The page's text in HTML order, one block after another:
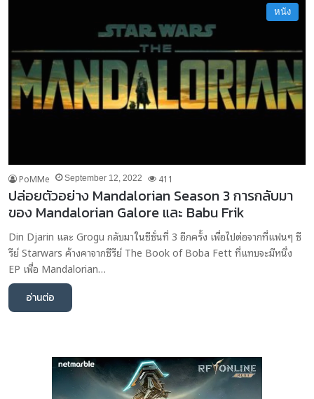
หนัง
PoMMe September 12, 2022 411
ปล่อยตัวอย่าง Mandalorian Season 3 การกลับมา
ของ Mandalorian Galore และ Babu Frik
Din Djarin และ Grogu กลับมาในซีซั่นที่ 3 อีกครั้ง เพื่อไปต่อจากที่แฟนๆ ซี
รีย์ Starwars ค้างคาจากซีรีย์ The Book of Boba Fett ที่แทบจะมีหนึ่ง
EP เพื่อ Mandalorian…
อ่านต่อ